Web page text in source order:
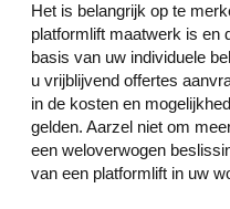
Het is belangrijk op te
platformlift maatwerk is en
basis van uw individuele
u vrijblijvend offertes
in de kosten en
gelden. Aarzel niet om
een weloverwogen
van een platformlift in uw